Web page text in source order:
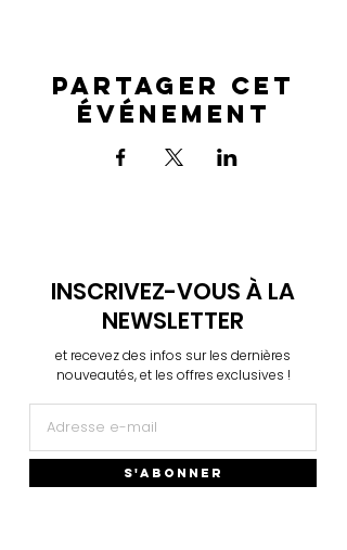
Partager cet
événement
INSCRIVEZ-VOUS À LA
NEWSLETTER
et recevez des infos sur les dernières
nouveautés, et les offres exclusives !
S'ABONNER